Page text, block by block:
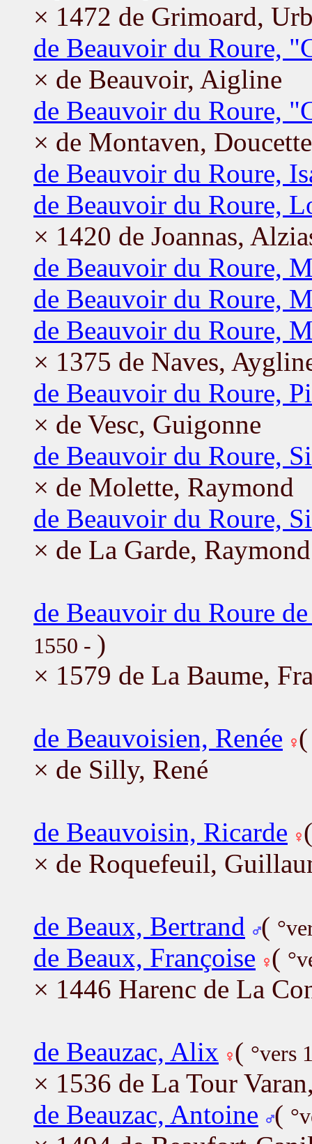
× 1472 de Grimoard,
de Beauvoir du Roure,
× de Beauvoir, Aigline
de Beauvoir du Roure,
× de Montaven, Doucette
de Beauvoir du Roure,
de Beauvoir du Roure,
× 1420 de Joannas,
de Beauvoir du Roure,
de Beauvoir du Roure,
de Beauvoir du Roure,
× 1375 de Naves,
de Beauvoir du Roure,
× de Vesc, Guigonne
de Beauvoir du Roure,
× de Molette, Raymond
de Beauvoir du Roure,
× de La Garde, Raymond
de Beauvoir du Roure
1550 - )
× 1579 de La Baume,
de Beauvoisien, Renée
× de Silly, René
de Beauvoisin, Ricarde
× de Roquefeuil,
de Beaux, Bertrand (
de Beaux, Françoise (
× 1446 Harenc de La
de Beauzac, Alix ( °vers
× 1536 de La Tour
de Beauzac, Antoine (